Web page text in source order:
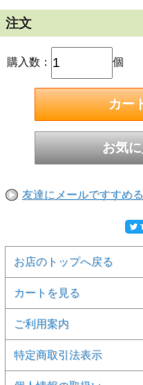
注文
購入数： 個
友達にメールですすめる
お店のトップへ戻る
カートを見る
ご利用案内
特定商取引法表示